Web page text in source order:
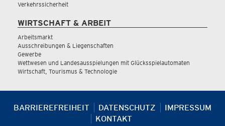
Verkehrssicherheit
WIRTSCHAFT & ARBEIT
Arbeitsmarkt
Ausschreibungen & Liegenschaften
Gewerbe
Wettwesen und Landesausspielungen mit Glücksspielautomaten
Wirtschaft, Tourismus & Technologie
BARRIEREFREIHEIT DATENSCHUTZ
IMPRESSUM
KONTAKT